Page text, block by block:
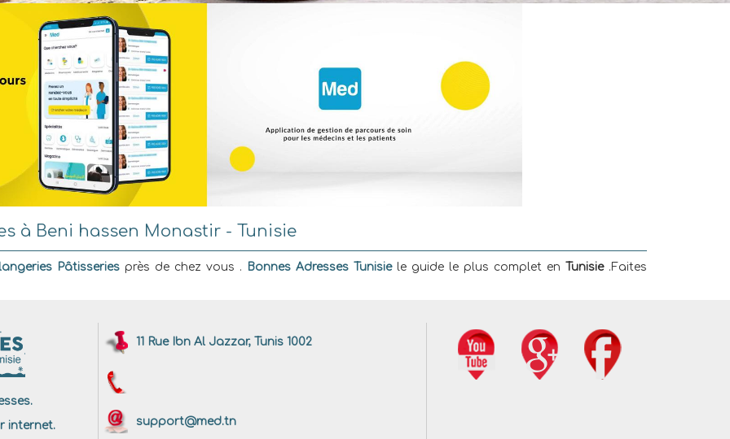
à Beni hassen Monastir - Tunisie
Pâtisseries près de chez vous . Bonnes Adresses Tunisie le guide le plus complet en Tunisie.Faites
internet.
11 Rue Ibn Al Jazzar, Tunis 1002
support@med.tn